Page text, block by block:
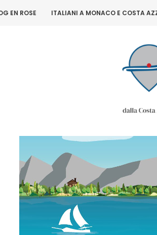
EN ROSE ITALIANI A MONACO E COSTA